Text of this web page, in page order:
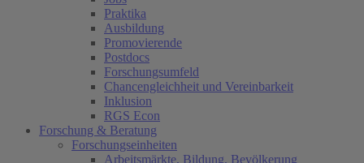
Praktika
Ausbildung
Promovierende
Postdocs
Forschungsumfeld
Chancengleichheit und Vereinbarkeit
Inklusion
RGS Econ
Forschung & Beratung
Forschungseinheiten
Arbeitsmärkte, Bildung, Bevölkerung